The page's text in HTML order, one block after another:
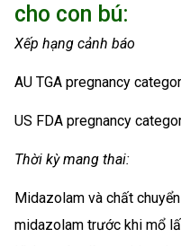
cho con bú:
Xếp hạng cảnh báo
AU TGA pregnancy
US FDA pregnancy
Thời kỳ mang thai:
Midazolam và chất
midazolam trước khi mổ